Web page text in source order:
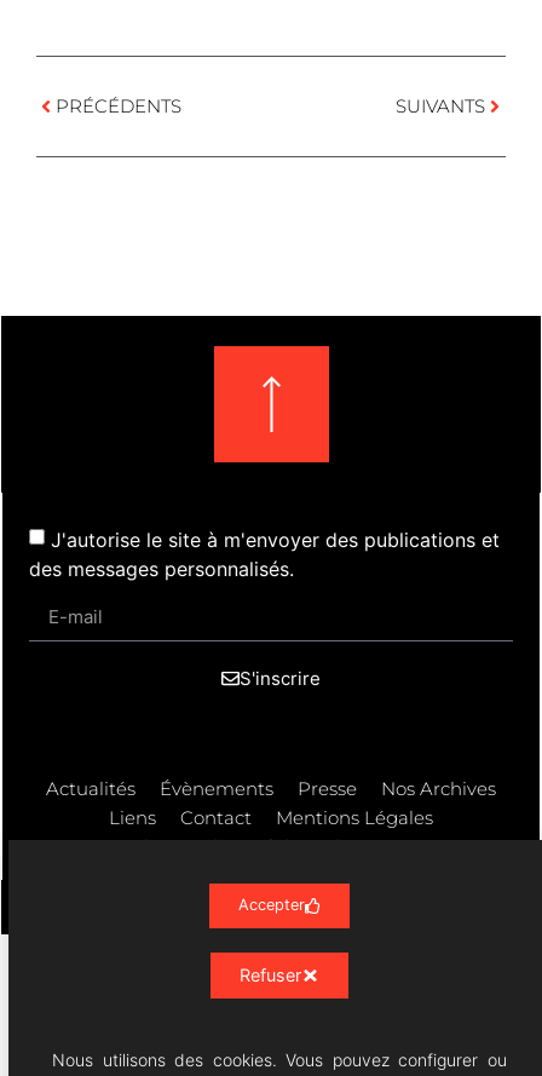
PRÉCÉDENTS SUIVANTS
J'autorise le site à m'envoyer des publications et
des messages personnalisés.
S'inscrire
Actualités Évènements Presse
Nos Archives
Liens
Contact
Mentions Légales
Politique de confidentialité RGPD
Résonances Lyriques
Nous utilisons des cookies. Vous pouvez configurer ou
Accepter
Refuser